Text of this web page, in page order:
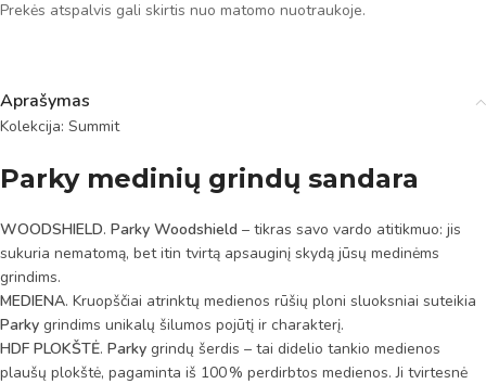
Prekės atspalvis gali skirtis nuo matomo nuotraukoje.
Aprašymas
Kolekcija: Summit
Parky medinių grindų sandara
WOODSHIELD. Parky Woodshield – tikras savo vardo atitikmuo: jis
sukuria nematomą, bet itin tvirtą apsauginį skydą jūsų medinėms
grindims.
MEDIENA. Kruopščiai atrinktų medienos rūšių ploni sluoksniai suteikia
Parky grindims unikalų šilumos pojūtį ir charakterį.
HDF PLOKŠTĖ. Parky grindų šerdis – tai didelio tankio medienos
plaušų plokštė, pagaminta iš 100 % perdirbtos medienos. Ji tvirtesnė